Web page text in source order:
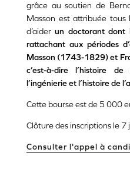
grâce au soutien de
Masson est attribuée tous
d’aiderun doctorant dont
rattachant aux périodes
Masson (1743-1829) et
c’est-à-dire l’histoire de
l’ingénierie et l’histoire de
Cette bourse est de 5 000
Clôture des inscriptions le
Consulter l'appel à